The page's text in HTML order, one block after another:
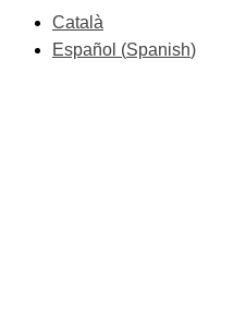
Català
Español (Spanish)